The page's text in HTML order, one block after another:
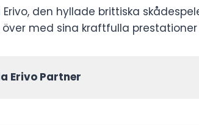
den hyllade brittiska
med sina kraftfulla prestationer
Erivo Partner